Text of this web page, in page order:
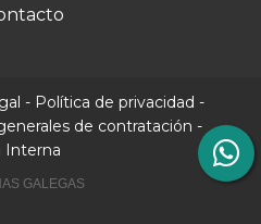
- Política de privacidad -
de contratación -
Interna
GALEGAS